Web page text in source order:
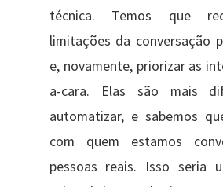
técnica. Temos que
limitações da conversação
e, novamente, priorizar as
a-cara. Elas são mais
automatizar, e sabemos
com quem estamos
pessoas reais. Isso seria